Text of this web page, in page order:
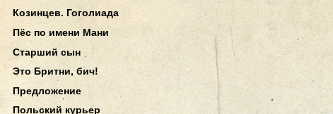
Козинцев. Гоголиада
Пёс по имени Мани
Старший сын
Это Бритни, бич!
Предложение
Польский курьер